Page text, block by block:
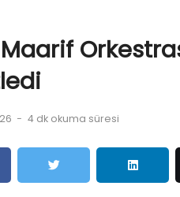
- 4 dk okuma süresi